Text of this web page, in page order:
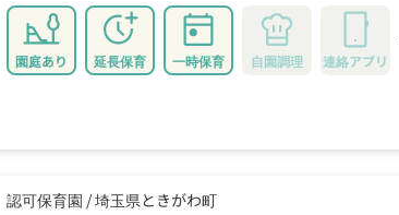
園庭あり 延長保育 一時保育 自園調理 連絡アプリ
認可保育園 /埼玉県ときがわ町